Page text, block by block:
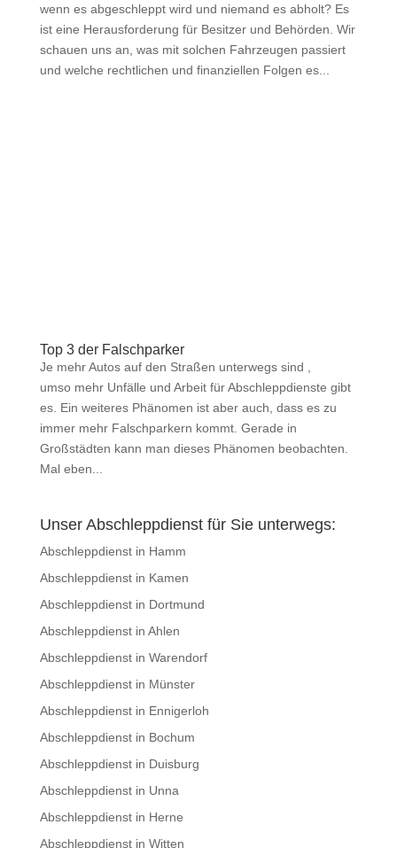
wenn es abgeschleppt wird und niemand es abholt? Es
ist eine Herausforderung für Besitzer und Behörden. Wir
schauen uns an, was mit solchen Fahrzeugen passiert
und welche rechtlichen und finanziellen Folgen es...
Top 3 der Falschparker
Je mehr Autos auf den Straßen unterwegs sind ,
umso mehr Unfälle und Arbeit für Abschleppdienste gibt
es. Ein weiteres Phänomen ist aber auch, dass es zu
immer mehr Falschparkern kommt. Gerade in
Großstädten kann man dieses Phänomen beobachten.
Mal eben...
Unser Abschleppdienst für Sie unterwegs:
Abschleppdienst in Hamm
Abschleppdienst in Kamen
Abschleppdienst in Dortmund
Abschleppdienst in Ahlen
Abschleppdienst in Warendorf
Abschleppdienst in Münster
Abschleppdienst in Ennigerloh
Abschleppdienst in Bochum
Abschleppdienst in Duisburg
Abschleppdienst in Unna
Abschleppdienst in Herne
Abschleppdienst in Witten